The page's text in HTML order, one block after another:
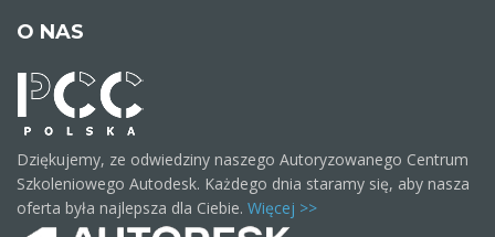
O NAS
Dziękujemy, ze odwiedziny naszego Autoryzowanego Centrum
Szkoleniowego Autodesk. Każdego dnia staramy się, aby nasza
oferta była najlepsza dla Ciebie. Więcej >>